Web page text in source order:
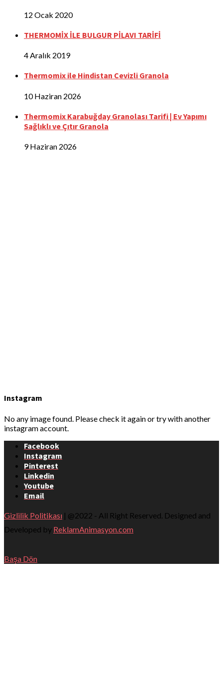
12 Ocak 2020
THERMOMİX İLE BULGUR PİLAVI TARİFİ
4 Aralık 2019
Thermomix ile Hindistan Cevizli Granola
10 Haziran 2026
Thermomix Karabuğday Granolası Tarifi | Ev Yapımı
Sağlıklı ve Çıtır Granola
9 Haziran 2026
Instagram
No any image found. Please check it again or try with another
instagram account.
Facebook
Instagram
Pinterest
Linkedin
Youtube
Email
Gizlilik Politikası | @2022 - All Right Reserved. Designed and
Developed by ReklamAnimasyon.com
Başa Dön